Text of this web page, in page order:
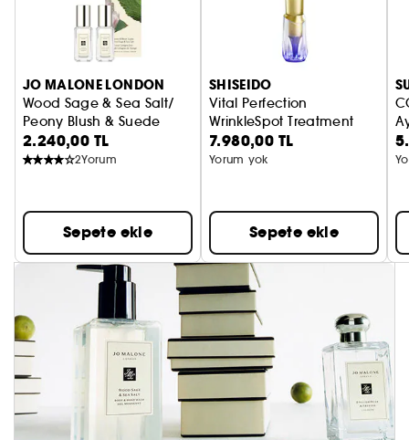
JO MALONE LONDON
Wood Sage & Sea Salt/
Peony Blush & Suede
Seyahat Boy Cologne Seti
2.240,00 TL
2Yorum
Sepete ekle
SHISEIDO
Vital Perfection
WrinkleSpot Treatment
Yüksek Performanslı Bakım
7.980,00 TL
Yorum yok
Sepete ekle